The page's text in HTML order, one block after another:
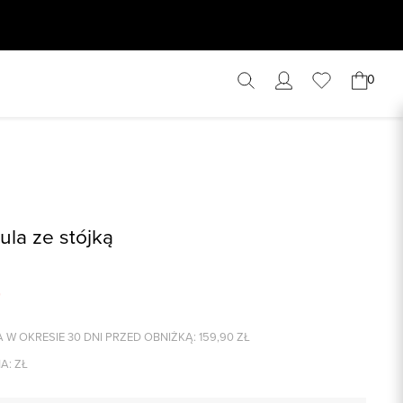
0
ze stójką
OKRESIE 30 DNI PRZED OBNIŻKĄ: 159,90 ZŁ
ZŁ